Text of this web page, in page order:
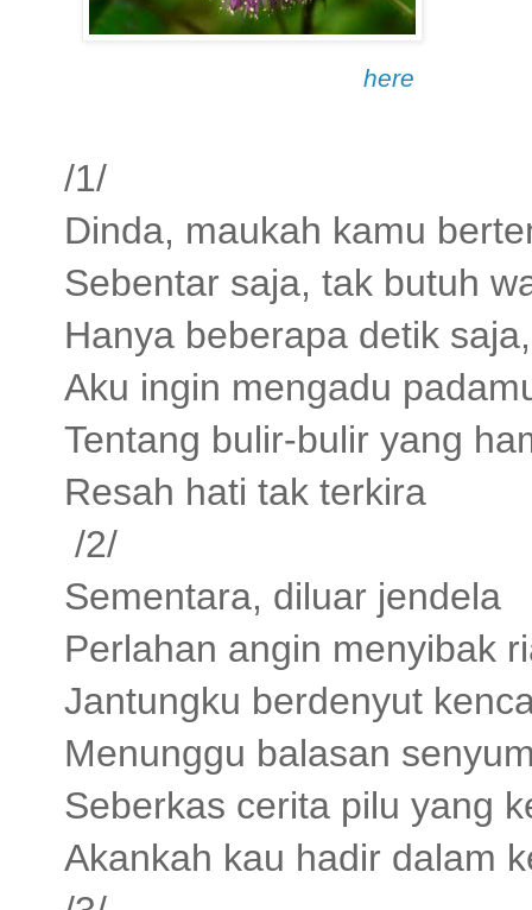
here
/1/
Dinda, maukah kamu
Sebentar saja, tak butuh
Hanya beberapa detik
Aku ingin mengadu
Tentang bulir-bulir yang
Resah hati tak terkira
/2/
Sementara, diluar jendela
Perlahan angin menyibak
Jantungku berdenyut
Menunggu balasan
Seberkas cerita pilu yang
Akankah kau hadir dalam